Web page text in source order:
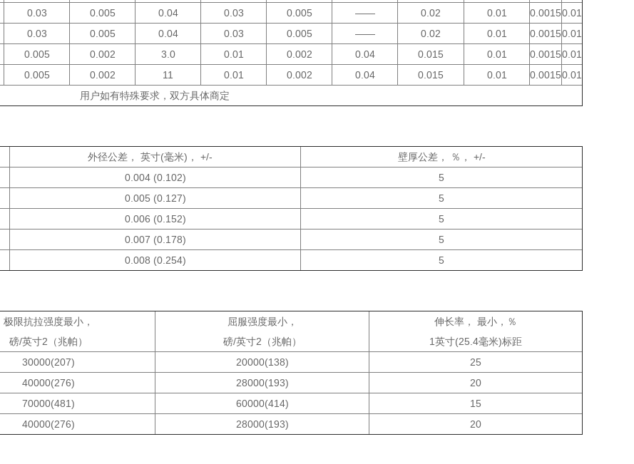
0.03 0.005 0.04 0.03 0.005 —— 0.02 0.01 0.00150.01
0.03 0.005 0.04 0.03 0.005 —— 0.02 0.01 0.00150.01
0.005 0.002 3.0 0.01 0.002 0.04 0.015 0.01 0.00150.01
0.005 0.002 11 0.01 0.002 0.04 0.015 0.01 0.00150.01
用户如有特殊要求，双方具体商定
外径公差 ， 英寸(毫米)， +/- 壁厚公差， ％， +/-
0.004 (0.102)
5
0.005 (0.127)
5
0.006 (0.152)
5
0.007 (0.178)
5
0.008 (0.254) 5
极限抗拉强度最小，
磅/英寸2 （兆帕）
屈服强度最小，
磅/英寸2 （兆帕）
伸长率 ， 最小 ，％
1英寸(25.4毫米)标距
30000(207) 20000(138)
25
40000(276) 28000(193)
20
70000(481) 60000(414)
15
40000(276) 28000(193)
20